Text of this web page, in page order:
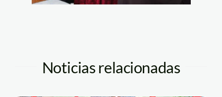
Noticias relacionadas